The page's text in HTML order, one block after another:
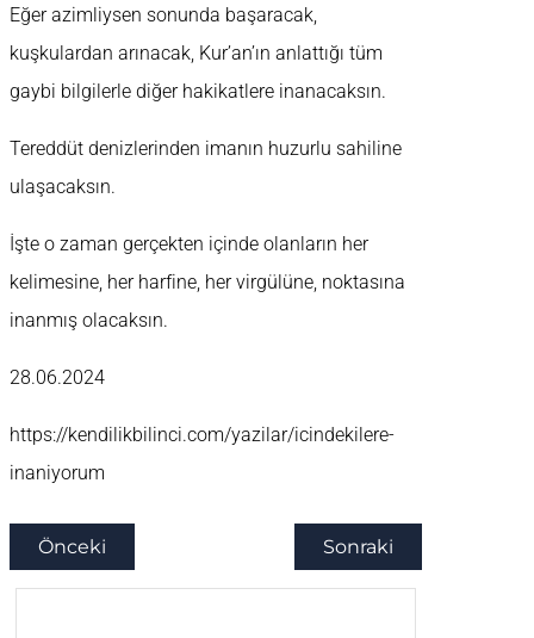
Eğer azimliysen sonunda başaracak,
kuşkulardan arınacak, Kur’an’ın anlattığı tüm
gaybi bilgilerle diğer hakikatlere inanacaksın.
Tereddüt denizlerinden imanın huzurlu sahiline
ulaşacaksın.
İşte o zaman gerçekten içinde olanların her
kelimesine, her harfine, her virgülüne, noktasına
inanmış olacaksın.
28.06.2024
https://kendilikbilinci.com/yazilar/icindekilere-
inaniyorum
Önceki Sonraki